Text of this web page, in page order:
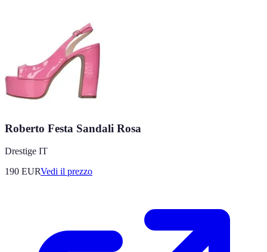
Roberto Festa Sandali Rosa
Drestige IT
190 EURVedi il prezzo